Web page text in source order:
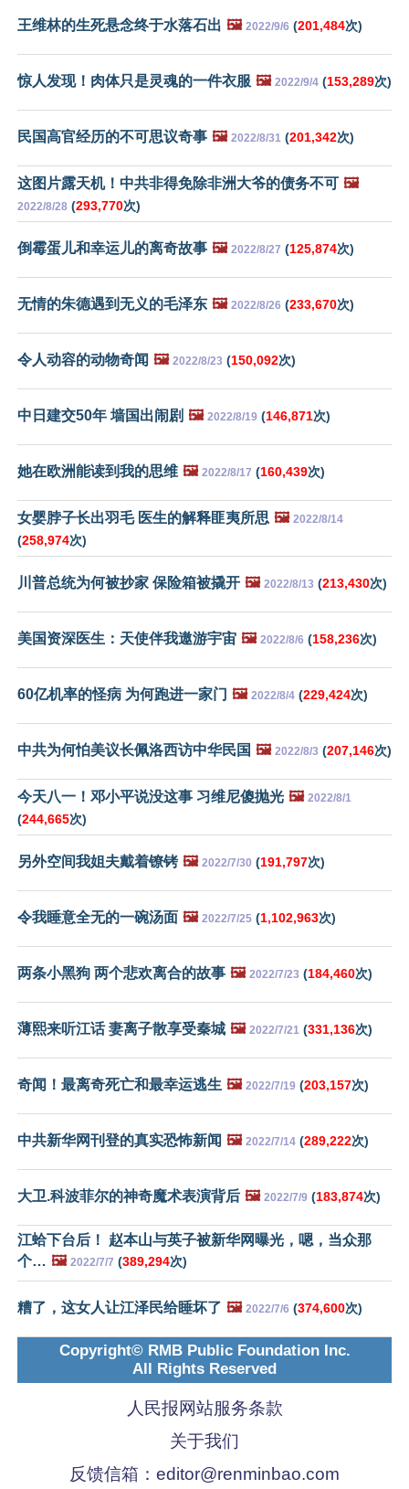
王维林的生死悬念终于水落石出 🖼️ 2022/9/6 (201,484次)
惊人发现！肉体只是灵魂的一件衣服 🖼️ 2022/9/4 (153,289次)
民国高官经历的不可思议奇事 🖼️ 2022/8/31 (201,342次)
这图片露天机！中共非得免除非洲大爷的债务不可 🖼️
2022/8/28 (293,770次)
倒霉蛋儿和幸运儿的离奇故事 🖼️ 2022/8/27 (125,874次)
无情的朱德遇到无义的毛泽东 🖼️ 2022/8/26 (233,670次)
令人动容的动物奇闻 🖼️ 2022/8/23 (150,092次)
中日建交50年 墙国出闹剧 🖼️ 2022/8/19 (146,871次)
她在欧洲能读到我的思维 🖼️ 2022/8/17 (160,439次)
女婴脖子长出羽毛 医生的解释匪夷所思 🖼️ 2022/8/14
(258,974次)
川普总统为何被抄家 保险箱被撬开 🖼️ 2022/8/13 (213,430次)
美国资深医生：天使伴我遨游宇宙 🖼️ 2022/8/6 (158,236次)
60亿机率的怪病 为何跑进一家门 🖼️ 2022/8/4 (229,424次)
中共为何怕美议长佩洛西访中华民国 🖼️ 2022/8/3 (207,146次)
今天八一！邓小平说没这事 习维尼傻抛光 🖼️ 2022/8/1
(244,665次)
另外空间我姐夫戴着镣铐 🖼️ 2022/7/30 (191,797次)
令我睡意全无的一碗汤面 🖼️ 2022/7/25 (1,102,963次)
两条小黑狗 两个悲欢离合的故事 🖼️ 2022/7/23 (184,460次)
薄熙来听江话 妻离子散享受秦城 🖼️ 2022/7/21 (331,136次)
奇闻！最离奇死亡和最幸运逃生 🖼️ 2022/7/19 (203,157次)
中共新华网刊登的真实恐怖新闻 🖼️ 2022/7/14 (289,222次)
大卫.科波菲尔的神奇魔术表演背后 🖼️ 2022/7/9 (183,874次)
江蛤下台后！ 赵本山与英子被新华网曝光，嗯，当众那
个… 🖼️ 2022/7/7 (389,294次)
糟了，这女人让江泽民给睡坏了 🖼️ 2022/7/6 (374,600次)
Copyright© RMB Public Foundation Inc.
All Rights Reserved
人民报网站服务条款
关于我们
反馈信箱： editor@renminbao.com